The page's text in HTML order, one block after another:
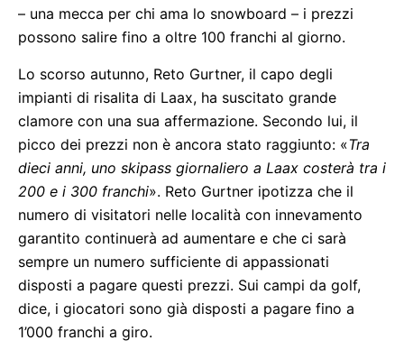
– una mecca per chi ama lo snowboard – i prezzi
possono salire fino a oltre 100 franchi al giorno.
Lo scorso autunno, Reto Gurtner, il capo degli
impianti di risalita di Laax, ha suscitato grande
clamore con una sua affermazione. Secondo lui, il
picco dei prezzi non è ancora stato raggiunto: «Tra
dieci anni, uno skipass giornaliero a Laax costerà tra i
200 e i 300 franchi». Reto Gurtner ipotizza che il
numero di visitatori nelle località con innevamento
garantito continuerà ad aumentare e che ci sarà
sempre un numero sufficiente di appassionati
disposti a pagare questi prezzi. Sui campi da golf,
dice, i giocatori sono già disposti a pagare fino a
1’000 franchi a giro.